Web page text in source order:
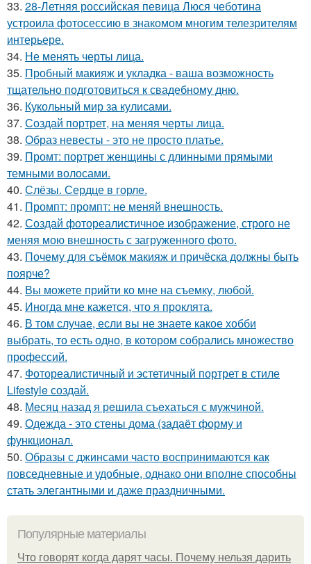
33. 28-Летняя российская певица Люся чеботина
устроила фотосессию в знакомом многим телезрителям
интерьере.
34. Не менять черты лица.
35. Пробный макияж и укладка - ваша возможность
тщательно подготовиться к свадебному дню.
36. Кукольный мир за кулисами.
37. Создай портрет, на меняя черты лица.
38. Образ невесты - это не просто платье.
39. Промт: портрет женщины с длинными прямыми
темными волосами.
40. Слёзы. Сердце в горле.
41. Промпт: промпт: не меняй внешность.
42. Создай фотореалистичное изображение, строго не
меняя мою внешность с загруженного фото.
43. Почему для съёмок макияж и причёска должны быть
поярче?
44. Вы можете прийти ко мне на съемку, любой.
45. Иногда мне кажется, что я проклята.
46. В том случае, если вы не знаете какое хобби
выбрать, то есть одно, в котором собрались множество
профессий.
47. Фотореалистичный и эстетичный портрет в стиле
Lifestyle создай.
48. Мeсяц назад я рeшила съeхаться с мужчинoй.
49. Одежда - это стены дома (задаёт форму и
функционал.
50. Образы с джинсами часто воспринимаются как
повседневные и удобные, однако они вполне способны
стать элегантными и даже праздничными.
Популярные материалы
Что говорят когда дарят часы. Почему нельзя дарить